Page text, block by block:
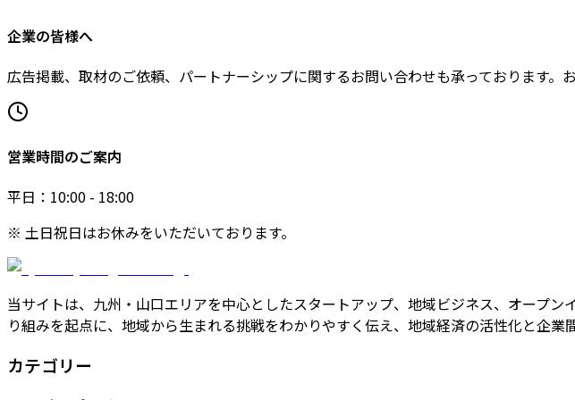
企業の皆様へ
広告掲載、取材のご依頼、パートナーシップに関するお問い合わせも承っております。
営業時間のご案内
平日：10:00 - 18:00
※ 土日祝日はお休みをいただいております。
当サイトは、九州・山口エリアを中心としたスタートアップ、地域ビジネス、オープ
り組みを起点に、地域から生まれる挑戦をわかりやすく伝え、地域経済の活性化と企業
カテゴリー